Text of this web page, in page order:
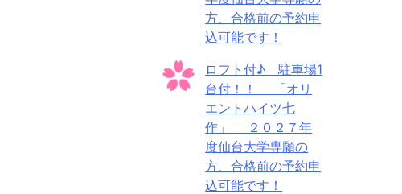
方、合格前の予約申
込可能です！
ロフト付♪ 駐車場1
台付！！ 「オリ
エントハイツ七
作」 ２０２７年
度仙台大学専願の
方、合格前の予約申
込可能です！